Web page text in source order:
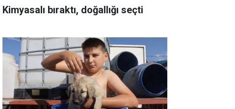
Kimyasalı bıraktı, doğallığı seçti